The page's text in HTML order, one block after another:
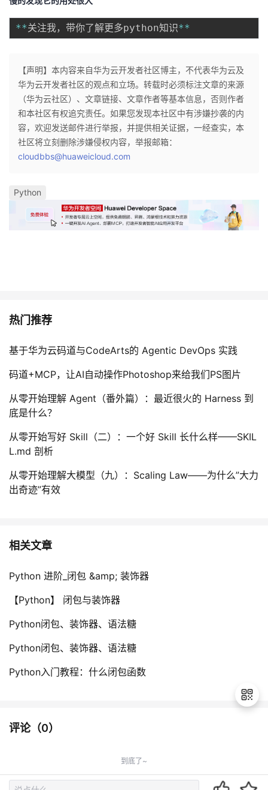
**关注我，带你了解更多python知识**
【声明】本内容来自华为云开发者社区博主，不代表华为云及
华为云开发者社区的观点和立场。转载时必须标注文章的来源
（华为云社区）、文章链接、文章作者等基本信息，否则作者
和本社区有权追究责任。如果您发现本社区中有涉嫌抄袭的内
容，欢迎发送邮件进行举报，并提供相关证据，一经查实，本
社区将立刻删除涉嫌侵权内容，举报邮箱：
cloudbbs@huaweicloud.com
Python
热门推荐
基于华为云码道与CodeArts的 Agentic DevOps 实践
码道+MCP，让AI自动操作Photoshop来给我们PS图片
从零开始理解 Agent（番外篇）：最近很火的 Harness 到
底是什么？
从零开始写好 Skill（二）：一个好 Skill 长什么样——SKIL
L.md 剖析
从零开始理解大模型（九）：Scaling Law——为什么”大力
出奇迹”有效
相关文章
Python 进阶_闭包 &amp; 装饰器
【Python】 闭包与装饰器
Python闭包、装饰器、语法糖
Python闭包、装饰器、语法糖
Python入门教程：什么闭包函数
评论（0）
到底了~